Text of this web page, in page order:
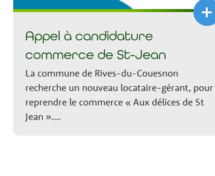
+
Appel à candidature
commerce de St-Jean
La commune de Rives-du-Couesnon
recherche un nouveau locataire-gérant, pour
reprendre le commerce « Aux délices de St
Jean »....